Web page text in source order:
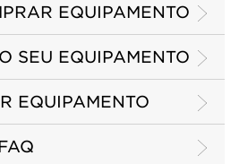
EQUIPAMENTO
SEU EQUIPAMENTO
EQUIPAMENTO